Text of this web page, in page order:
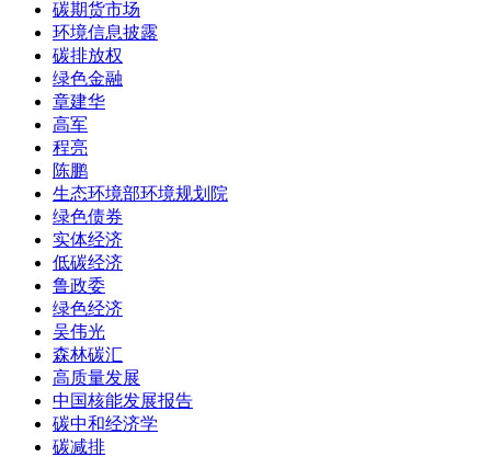
碳期货市场
环境信息披露
碳排放权
绿色金融
章建华
高军
程亮
陈鹏
生态环境部环境规划院
绿色债券
实体经济
低碳经济
鲁政委
绿色经济
吴伟光
森林碳汇
高质量发展
中国核能发展报告
碳中和经济学
碳减排